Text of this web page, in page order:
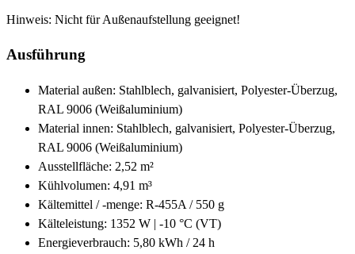
Hinweis: Nicht für Außenaufstellung geeignet!
Ausführung
Material außen: Stahlblech, galvanisiert, Polyester-Überzug,
RAL 9006 (Weißaluminium)
Material innen: Stahlblech, galvanisiert, Polyester-Überzug,
RAL 9006 (Weißaluminium)
Ausstellfläche: 2,52 m²
Kühlvolumen: 4,91 m³
Kältemittel / -menge: R-455A / 550 g
Kälteleistung: 1352 W | -10 °C (VT)
Energieverbrauch: 5,80 kWh / 24 h